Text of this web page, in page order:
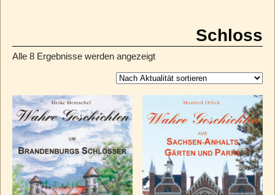
Schloss
Alle 8 Ergebnisse werden angezeigt